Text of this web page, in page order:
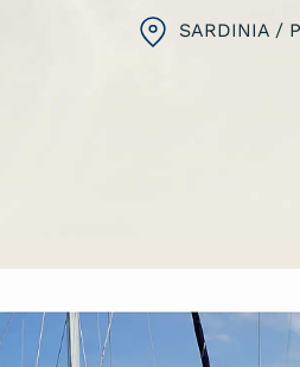
SARDINIA /